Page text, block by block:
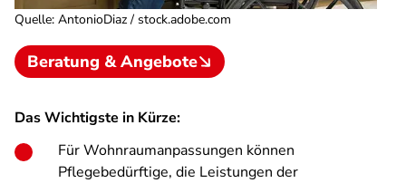
Quelle: AntonioDiaz / stock.adobe.com
Beratung & Angebote
Das Wichtigste in Kürze:
Für Wohnraumanpassungen können
Pflegebedürftige, die Leistungen der